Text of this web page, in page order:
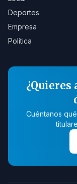
Deportes
Empresa
Política
¿Quieres
Cuéntanos